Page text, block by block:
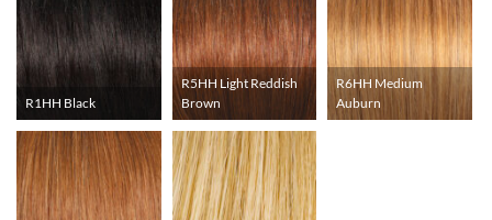
R1HH Black
R5HH Light Reddish
Brown
R6HH Medium
Auburn